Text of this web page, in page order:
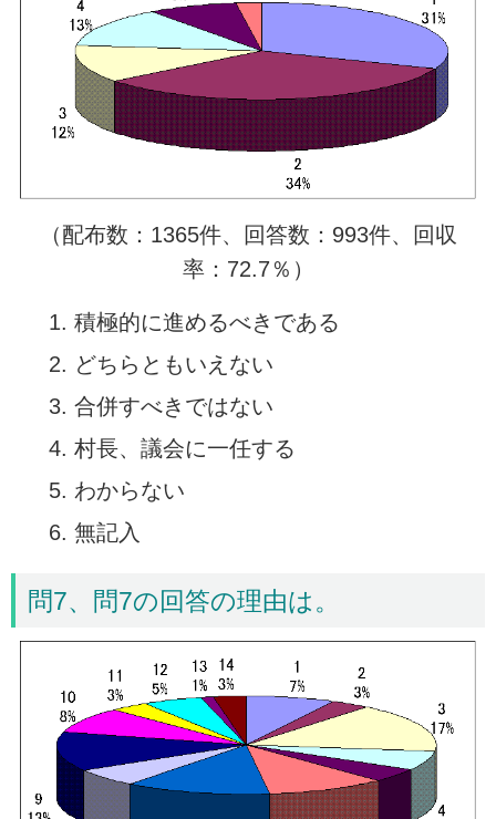
（配布数：1365件、回答数：993件、回収
率：72.7％）
積極的に進めるべきである
どちらともいえない
合併すべきではない
村長、議会に一任する
わからない
無記入
問7、問7の回答の理由は。